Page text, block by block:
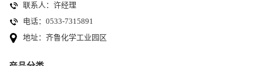
联系人：许经理
电话：0533-7315891
地址：齐鲁化学工业园区